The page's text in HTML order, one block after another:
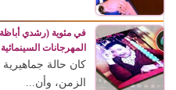
في مئوية (رشدي
المهرجانات السينمائية
كان حالة
الزمن، وأن...